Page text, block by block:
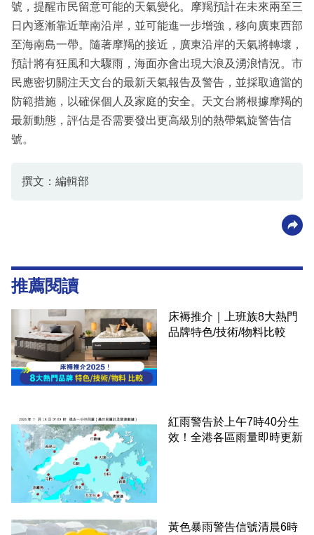
號，提醒市民留意可能的天氣變化。摩羯預計在未來兩至三
日內逐漸靠近華南沿岸，並可能進一步增強，移向廣東西部
至海南島一帶。隨著摩羯的接近，廣東沿岸的天氣將轉壞，
預計將有狂風和大驟雨，海面亦會出現大浪及湧浪情況。市
民應密切關注天文台的最新天氣報告及警告，並採取適當的
防範措施，以確保個人及家庭的安全。天文台將根據摩羯的
最新動態，評估是否需要發出更高級別的熱帶氣旋警告信
號。
撰文：編輯部
推薦閱讀
床褥推介｜上班族8大熱門
品牌特色/技術/物料比較
紅雨警告於上午7時40分生
效！全港各區雨量即時更新
黃色暴雨警告信號清晨6時